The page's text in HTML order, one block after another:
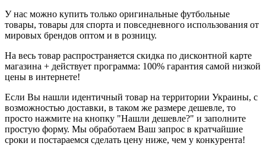
У нас можно купить только оригинальные футбольные
товары, товары для спорта и повседневного использования от
мировых брендов оптом и в розницу.
На весь товар распространяется скидка по дисконтной карте
магазина + действует программа: 100% гарантия самой низкой
цены в интернете!
Если Вы нашли идентичный товар на территории Украины, с
возможностью доставки, в таком же размере дешевле, то
просто нажмите на кнопку "Нашли дешевле?" и заполните
простую форму. Мы обработаем Ваш запрос в кратчайшие
сроки и постараемся сделать цену ниже, чем у конкурента!